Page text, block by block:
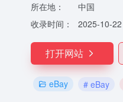
所在地：
中国
收录时间：
2025-10-22
打开网站
eBay # eBay